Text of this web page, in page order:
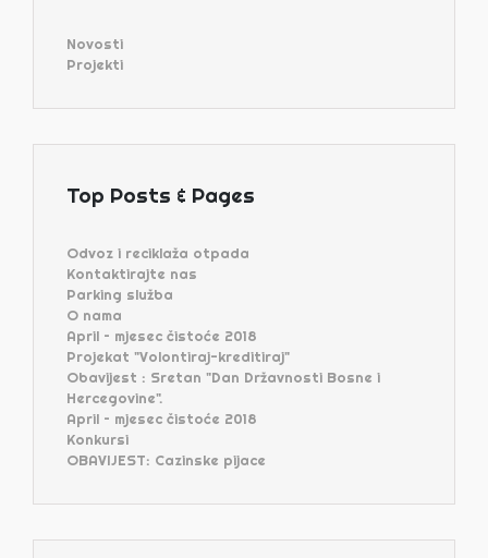
Novosti
Projekti
Top Posts & Pages
Odvoz i reciklaža otpada
Kontaktirajte nas
Parking služba
O nama
April – mjesec čistoće 2018
Projekat "Volontiraj-kreditiraj"
Obavijest : Sretan "Dan Državnosti Bosne i
Hercegovine".
April – mjesec čistoće 2018
Konkursi
OBAVIJEST: Cazinske pijace